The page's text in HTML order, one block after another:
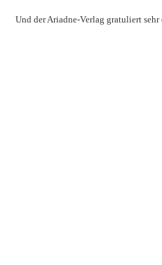
Und der Ariadne-Verlag gratuliert